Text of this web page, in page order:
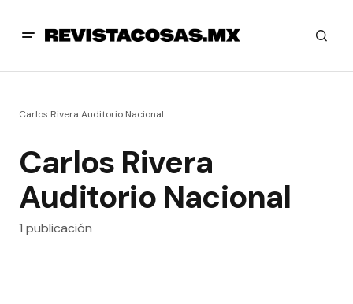
Carlos Rivera Auditorio Nacional
Carlos Rivera
Auditorio Nacional
1 publicación